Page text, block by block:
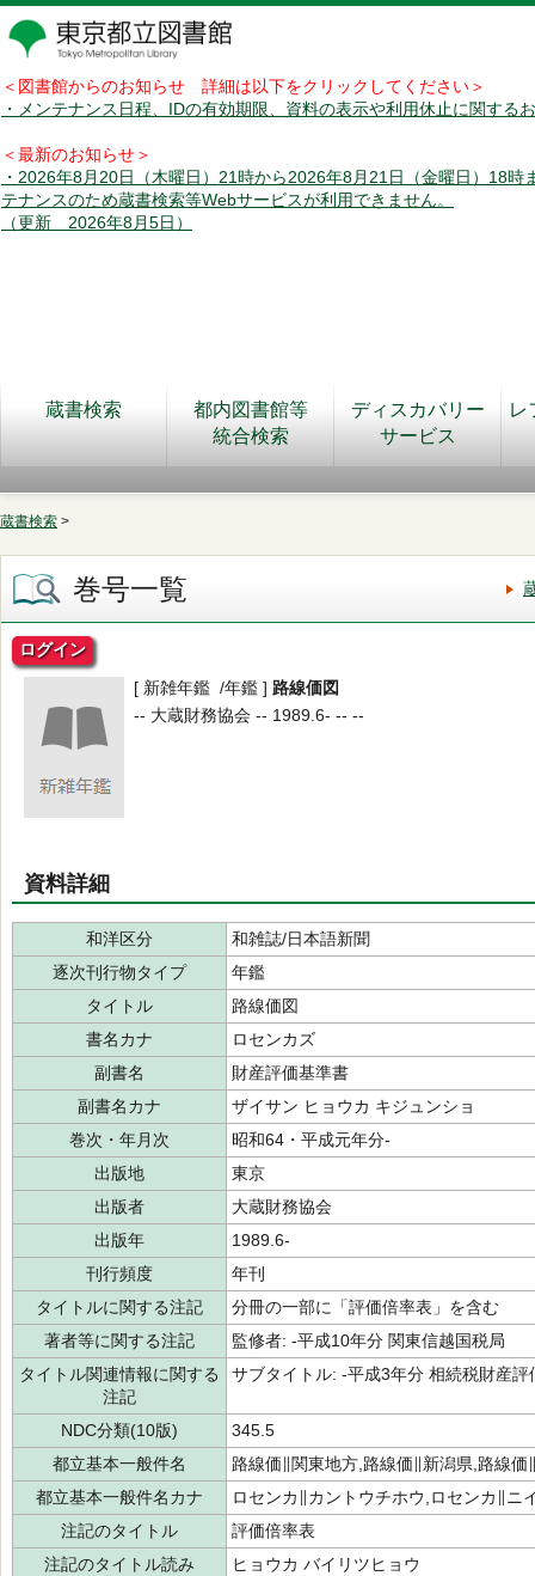
＜図書館からのお知らせ 詳細は以下をクリックしてください＞
・メンテナンス日程、IDの有効期限、資料の表示や利用休止に関する
＜最新のお知らせ＞
・2026年8月20日（木曜日）21時から2026年8月21日（金曜日）18時
テナンスのため蔵書検索等Webサービスが利用できません。
（更新 2026年8月5日）
蔵書検索
都内図書館等
統合検索
ディスカバリー
サービス
レ
蔵書検索 >
巻号一覧
ログイン
[ 新雑年鑑 /年鑑 ] 路線価図
-- 大蔵財務協会 -- 1989.6- -- --
資料詳細
和洋区分
和雑誌/日本語新聞
逐次刊行物タイプ
年鑑
タイトル
路線価図
書名カナ
ロセンカズ
副書名
財産評価基準書
副書名カナ
ザイサン ヒョウカ キジュンショ
巻次・年月次
昭和64・平成元年分-
出版地
東京
出版者
大蔵財務協会
出版年
1989.6-
刊行頻度
年刊
タイトルに関する注記
分冊の一部に「評価倍率表」を含む
著者等に関する注記
監修者: -平成10年分 関東信越国税局
タイトル関連情報に関する
注記
サブタイトル: -平成3年分 相続税財産評
NDC分類(10版)
345.5
都立基本一般件名
路線価∥関東地方,路線価∥新潟県,路線価
都立基本一般件名カナ
ロセンカ∥カントウチホウ,ロセンカ∥ニ
注記のタイトル
評価倍率表
注記のタイトル読み
ヒョウカ バイリツヒョウ